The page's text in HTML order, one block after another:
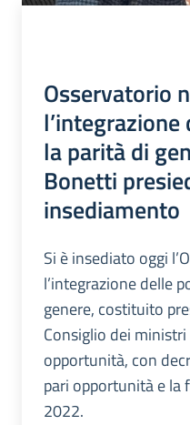
Osservatorio
la parità di
Bonetti
insediamento
Si è insediato oggi
l’integrazione delle
genere, costituito
Consiglio dei
opportunità, con
pari opportunità e la
2022.